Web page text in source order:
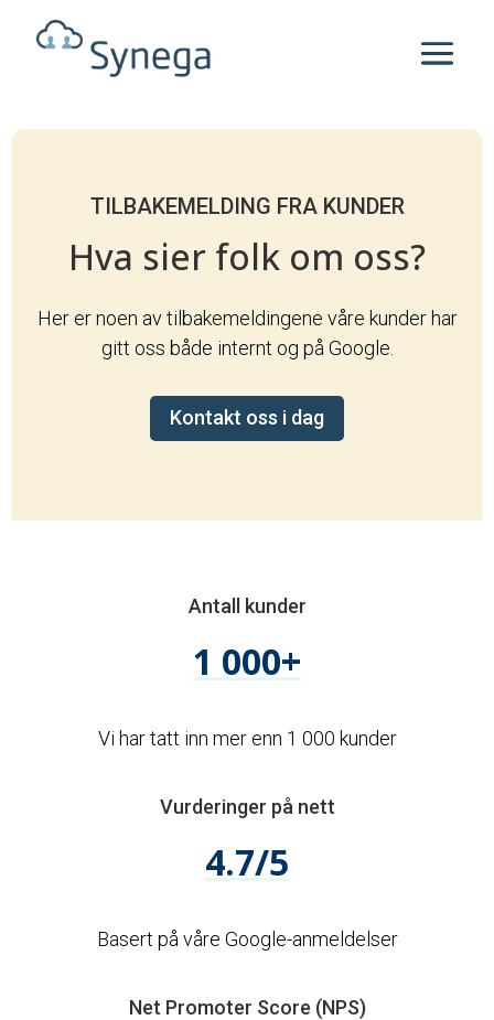
TILBAKEMELDING FRA KUNDER
Hva sier folk om oss?
Her er noen av tilbakemeldingene våre kunder har
gitt oss både internt og på Google.
Kontakt oss i dag
Antall kunder
1 000+
Vi har tatt inn mer enn 1 000 kunder
Vurderinger på nett
4.7/5
Basert på våre Google-anmeldelser
Net Promoter Score (NPS)